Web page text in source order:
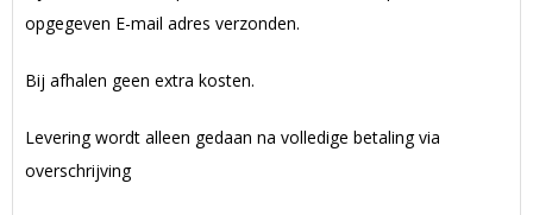
opgegeven E-mail adres verzonden.
Bij afhalen geen extra kosten.
Levering wordt alleen gedaan na volledige betaling via
overschrijving